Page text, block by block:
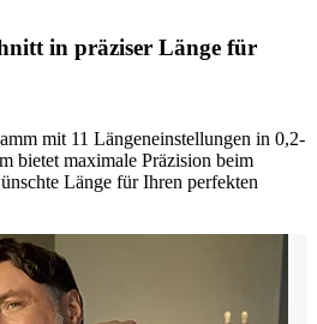
in präziser Länge für
mit 11 Längeneinstellungen in 0,2-
bietet maximale Präzision beim
Länge für Ihren perfekten